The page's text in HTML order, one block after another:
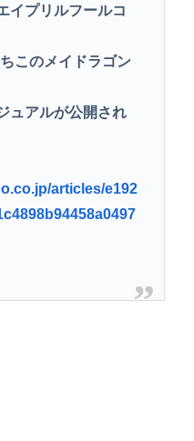
イプリルフールコ
このメイドラゴン
ュアルが公開され
articles/e192